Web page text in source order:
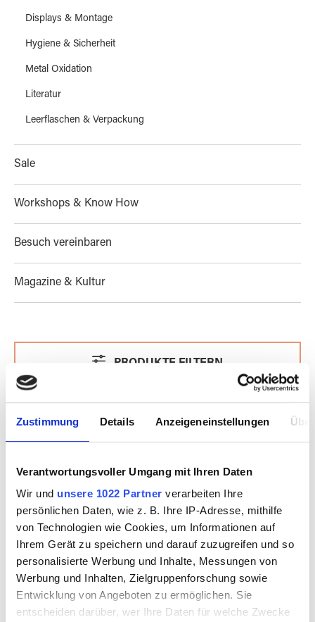
Zustimmung Details Anzeigeneinstellungen
Verantwortungsvoller Umgang mit Ihren Daten
Wir und unsere 1022 Partner verarbeiten Ihre
persönlichen Daten, wie z. B. Ihre IP-Adresse, mithilfe
von Technologien wie Cookies, um Informationen auf
Ihrem Gerät zu speichern und darauf zuzugreifen und so
personalisierte Werbung und Inhalte, Messungen von
Werbung und Inhalten, Zielgruppenforschung sowie
Entwicklung von Angeboten zu ermöglichen. Sie
entscheiden darüber, wer Ihre Daten für welche Zwecke
Displays & Montage
Hygiene & Sicherheit
Metal Oxidation
Literatur
Leerflaschen & Verpackung
Sale
Workshops & Know How
Besuch vereinbaren
Magazine & Kultur
PRODUKTE FILTERN
Perlenstab XL
Fußschaltermembr